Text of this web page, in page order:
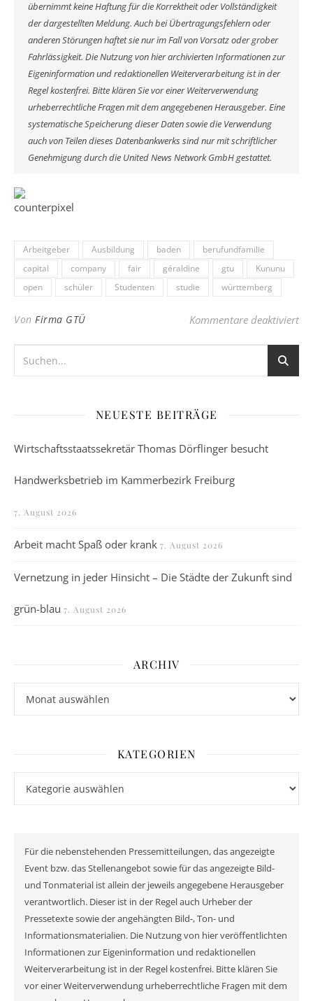
übernimmt keine Haftung für die Korrektheit oder Vollständigkeit
der dargestellten Meldung. Auch bei Übertragungsfehlern oder
anderen Störungen haftet sie nur im Fall von Vorsatz oder grober
Fahrlässigkeit. Die Nutzung von hier archivierten Informationen zur
Eigeninformation und redaktionellen Weiterverarbeitung ist in der
Regel kostenfrei. Bitte klären Sie vor einer Weiterverwendung
urheberrechtliche Fragen mit dem angegebenen Herausgeber. Eine
systematische Speicherung dieser Daten sowie die Verwendung
auch von Teilen dieses Datenbankwerks sind nur mit schriftlicher
Genehmigung durch die United News Network GmbH gestattet.
Arbeitgeber Ausbildung baden
berufundfamilie
capital
company fair géraldine gtu
Kununu
open
schüler Studenten studie württemberg
Von Firma GTÜ Kommentare deaktiviertfür
NEUESTE BEITRÄGE
Wirtschaftsstaatssekretär Thomas Dörflinger besucht
Handwerksbetrieb im Kammerbezirk Freiburg
7. August 2026
Arbeit macht Spaß oder krank 7. August 2026
Vernetzung in jeder Hinsicht – Die Städte der Zukunft sind
grün-blau 7. August 2026
ARCHIV
KATEGORIEN
Für die nebenstehenden Pressemitteilungen, das angezeigte
Event bzw. das Stellenangebot sowie für das angezeigte Bild-
und Tonmaterial ist allein der jeweils angegebene Herausgeber
verantwortlich. Dieser ist in der Regel auch Urheber der
Pressetexte sowie der angehängten Bild-, Ton- und
Informationsmaterialien. Die Nutzung von hier veröffentlichten
Informationen zur Eigeninformation und redaktionellen
Weiterverarbeitung ist in der Regel kostenfrei. Bitte klären Sie
vor einer Weiterverwendung urheberrechtliche Fragen mit dem